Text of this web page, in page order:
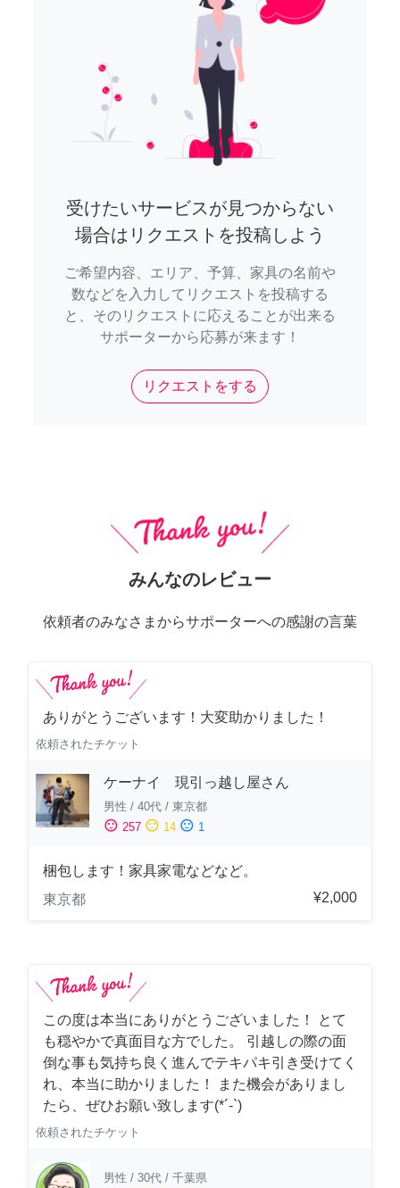
受けたいサービスが見つからない
場合はリクエストを投稿しよう
ご希望内容、エリア、予算、家具の名前や
数などを入力してリクエストを投稿する
と、そのリクエストに応えることが出来る
サポーターから応募が来ます！
リクエストをする
みんなのレビュー
依頼者のみなさまからサポーターへの感謝の言葉
ありがとうございます！大変助かりました！
依頼されたチケット
ケーナイ 現引っ越し屋さん
男性 / 40代 / 東京都
sentiment_satisfied 257 sentiment_neutral 14 sentiment_dissatisfied 1
梱包します！家具家電などなど。
東京都
¥2,000
この度は本当にありがとうございました！ とて
も穏やかで真面目な方でした。 引越しの際の面
倒な事も気持ち良く進んでテキパキ引き受けてく
れ、本当に助かりました！ また機会がありまし
たら、ぜひお願い致します(*´-`)
依頼されたチケット
男性 / 30代 / 千葉県